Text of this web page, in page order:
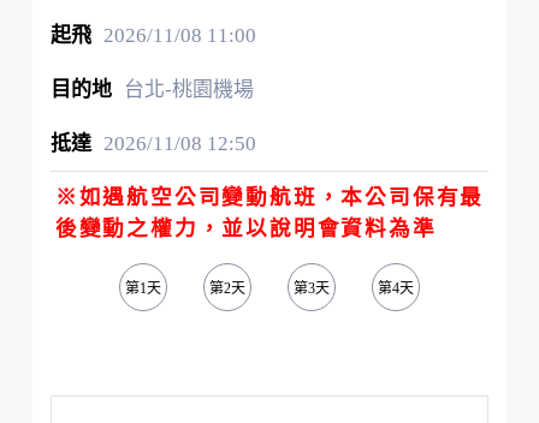
2026/11/08 11:00
台北-桃園機場
2026/11/08 12:50
※如遇航空公司變動航班，本公司保有最
後變動之權力，並以說明會資料為準
第1天 第2天 第3天 第4天